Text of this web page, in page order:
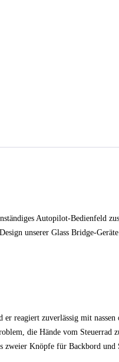
Autopilot-Bedienfeld
unserer Glass Bridge-
reagiert zuverlässig mit
die Hände vom Steuerrad
Knöpfe für Backbord